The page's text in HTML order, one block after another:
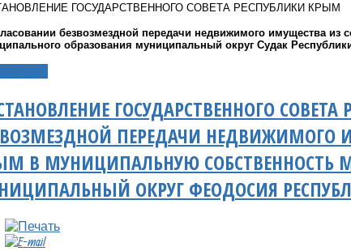
ГОСУДАРСТВЕННОГО СОВЕТА РЕСПУБЛИКИ КРЫМ
безвозмездной передачи недвижимого имущества
образования муниципальный округ Судак
ГОСУДАРСТВЕННОГО
ПЕРЕДАЧИ НЕДВИЖИМОГО
В МУНИЦИПАЛЬНУЮ СОБСТВЕННОСТЬ
ОКРУГ ФЕОДОСИЯ